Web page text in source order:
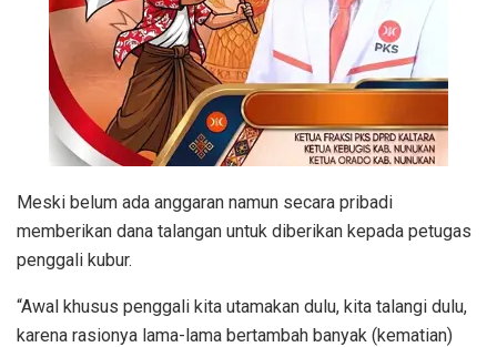
Meski belum ada anggaran namun secara pribadi
memberikan dana talangan untuk diberikan kepada petugas
penggali kubur.
“Awal khusus penggali kita utamakan dulu, kita talangi dulu,
karena rasionya lama-lama bertambah banyak (kematian)